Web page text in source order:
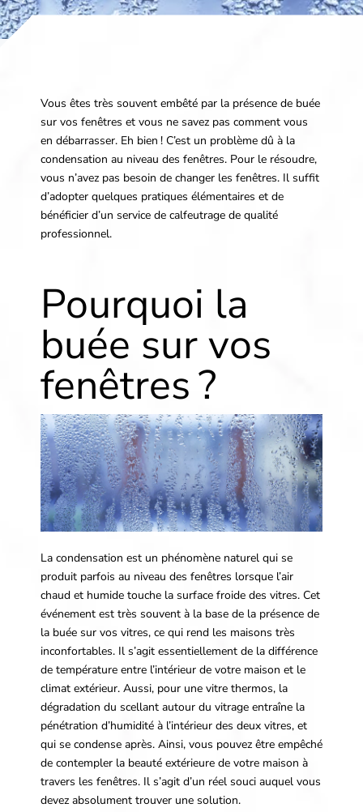
Vous êtes très souvent embêté par la présence de buée
sur vos fenêtres et vous ne savez pas comment vous
en débarrasser. Eh bien ! C’est un problème dû à la
condensation au niveau des fenêtres. Pour le résoudre,
vous n’avez pas besoin de changer les fenêtres. Il suffit
d’adopter quelques pratiques élémentaires et de
bénéficier d’un service de calfeutrage de qualité
professionnel.
Pourquoi la
buée sur vos
fenêtres ?
La condensation est un phénomène naturel qui se
produit parfois au niveau des fenêtres lorsque l’air
chaud et humide touche la surface froide des vitres. Cet
événement est très souvent à la base de la présence de
la buée sur vos vitres, ce qui rend les maisons très
inconfortables. Il s’agit essentiellement de la différence
de température entre l’intérieur de votre maison et le
climat extérieur. Aussi, pour une vitre thermos, la
dégradation du scellant autour du vitrage entraîne la
pénétration d’humidité à l’intérieur des deux vitres, et
qui se condense après. Ainsi, vous pouvez être empêché
de contempler la beauté extérieure de votre maison à
travers les fenêtres. Il s’agit d’un réel souci auquel vous
devez absolument trouver une solution.